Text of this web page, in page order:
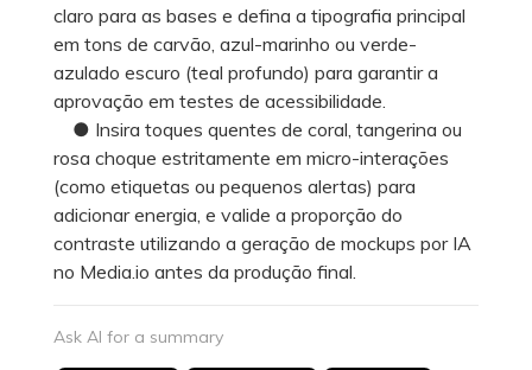
claro para as bases e defina a tipografia principal
em tons de carvão, azul-marinho ou verde-
azulado escuro (teal profundo) para garantir a
aprovação em testes de acessibilidade.
● Insira toques quentes de coral, tangerina ou
rosa choque estritamente em micro-interações
(como etiquetas ou pequenos alertas) para
adicionar energia, e valide a proporção do
contraste utilizando a geração de mockups por IA
no Media.io antes da produção final.
Ask AI for a summary